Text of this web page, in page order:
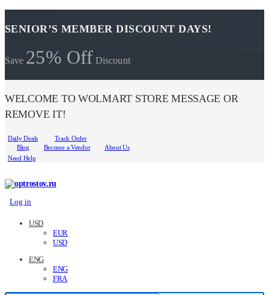
SENIOR’S MEMBER DISCOUNT DAYS!
Save 25% Off Discount
WELCOME TO WOLMART STORE MESSAGE OR
REMOVE IT!
Daily Deals
Track Order
Blog
Become a Vendor
About Us
Need Help
Log in
USD
EUR
USD
ENG
ENG
FRA